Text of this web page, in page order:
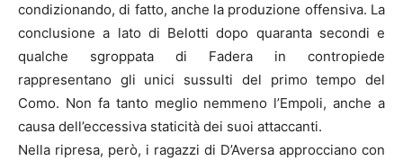
condizionando, di fatto, anche la produzione offensiva. La
conclusione a lato di Belotti dopo quaranta secondi e
qualche sgroppata di Fadera in contropiede
rappresentano gli unici sussulti del primo tempo del
Como. Non fa tanto meglio nemmeno l’Empoli, anche a
causa dell’eccessiva staticità dei suoi attaccanti.
Nella ripresa, però, i ragazzi di D’Aversa approcciano con